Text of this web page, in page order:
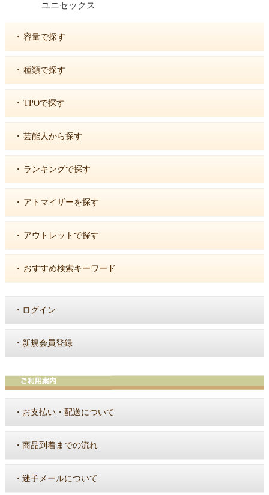
ユニセックス
・ 容量で探す
・ 種類で探す
・ TPOで探す
・ 芸能人から探す
・ ランキングで探す
・ アトマイザーを探す
・ アウトレットで探す
・ おすすめ検索キーワード
・ ログイン
・ 新規会員登録
・ お支払い・配送について
・ 商品到着までの流れ
・ 迷子メールについて